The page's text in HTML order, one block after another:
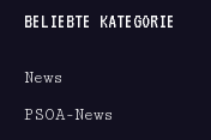
BELIEBTE KATEGORIE
News
PSOA-News